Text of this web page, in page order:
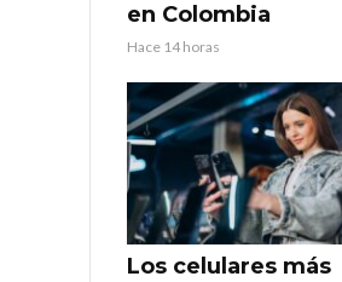
en Colombia
Hace 14 horas
Los celulares más